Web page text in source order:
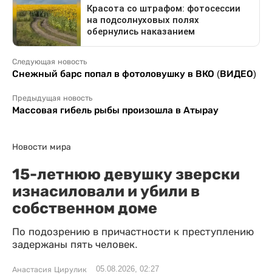
Следующая новость
Снежный барс попал в фотоловушку в ВКО (ВИДЕО)
Предыдущая новость
Массовая гибель рыбы произошла в Атырау
Новости мира
15-летнюю девушку зверски
изнасиловали и убили в
собственном доме
По подозрению в причастности к преступлению
задержаны пять человек.
Анастасия Цирулик 05.08.2026, 02:27